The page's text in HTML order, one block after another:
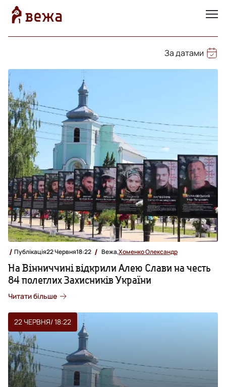
За датами
Публікація22 Червня18:22 Вежа,Хоменко Олександр
На Вінниччині відкрили Алею Слави на честь
84 полеглих Захисників України
Читати більше
22 ЧЕРВНЯ/ 18:22